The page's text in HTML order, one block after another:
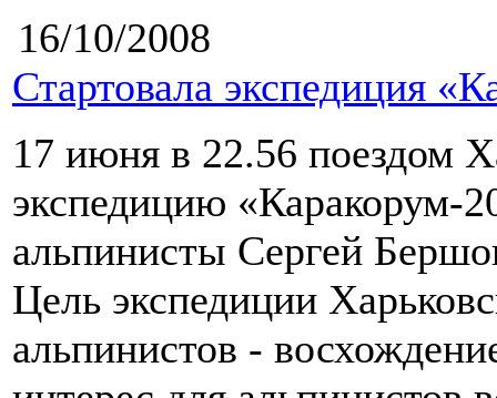
16/10/2008
Стартовала экспедиция
17 июня в 22.56 поездом
экспедицию «Каракорум-
альпинисты Сергей
Цель экспедиции
альпинистов -